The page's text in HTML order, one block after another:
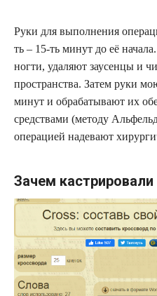
Руки для выполнения
ть – 15-ть минут до её
ногти, удаляют заусенцы и
пространства. Затем руки
минут и обрабатывают их
средствами (методу
операцией надевают
Зачем